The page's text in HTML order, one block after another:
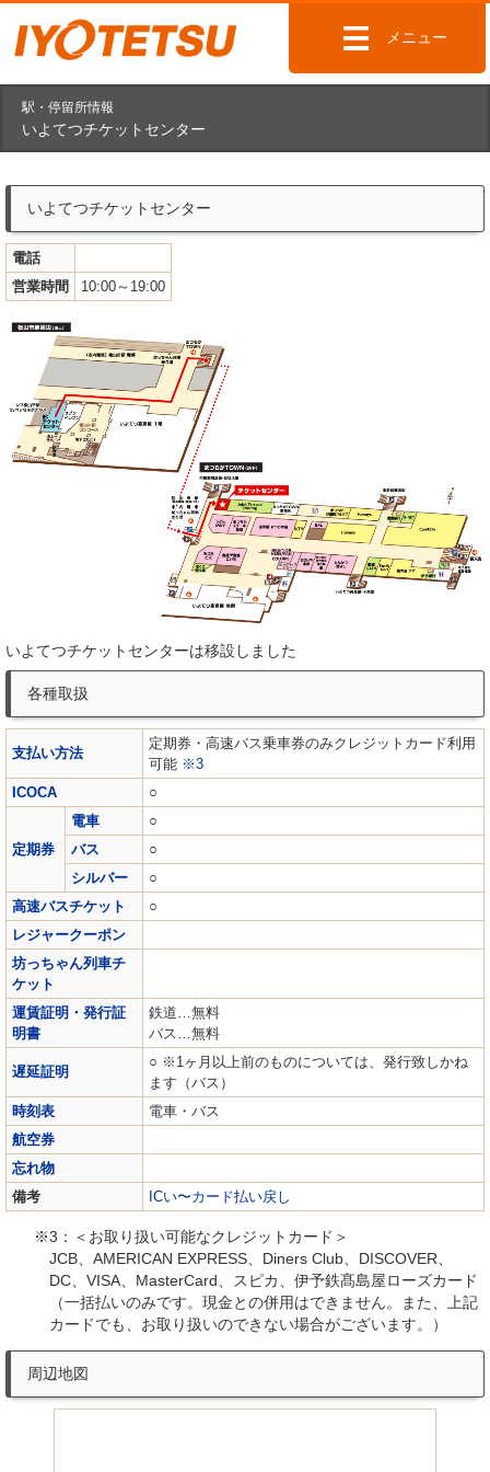
メニュー
駅・停留所情報
いよてつチケットセンター
いよてつチケットセンター
電話
営業時間
10:00～19:00
いよてつチケットセンターは移設しました
各種取扱
支払い方法
定期券・高速バス乗車券のみクレジットカード利用
可能 ※3
ICOCA
○
定期券
電車
○
バス
○
シルバー
○
高速バスチケット
○
レジャークーポン
坊っちゃん列車チ
ケット
運賃証明・発行証
明書
鉄道…無料
バス…無料
遅延証明
○ ※1ヶ月以上前のものについては、発行致しかね
ます（バス）
時刻表
電車・バス
航空券
忘れ物
備考
ICい〜カード払い戻し
3：＜お取り扱い可能なクレジットカード＞
JCB、AMERICAN EXPRESS、Diners Club、DISCOVER、
DC、VISA、MasterCard、スピカ、伊予鉄髙島屋ローズカード
（一括払いのみです。現金との併用はできません。また、上記
カードでも、お取り扱いのできない場合がございます。）
周辺地図